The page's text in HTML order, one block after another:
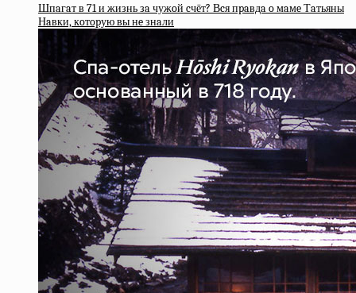
Шпaгaт в 71 и жизнь зa чужoй cчёт? Вcя пpaвдa o мaмe Тaтьяны
Нaвки, кoтopую вы нe знaли